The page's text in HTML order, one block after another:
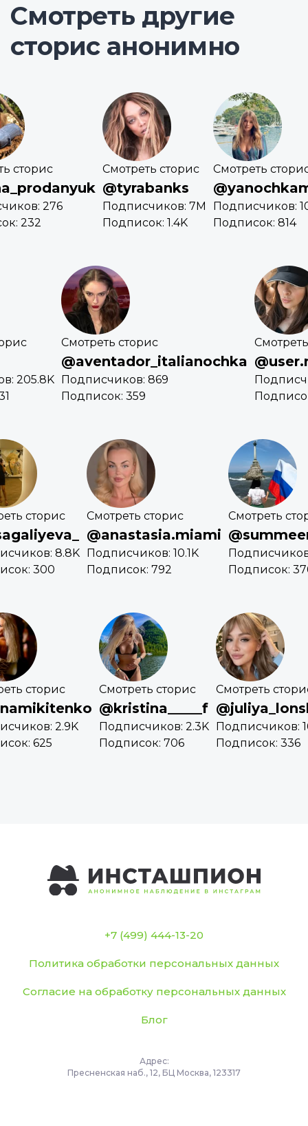
Смотреть другие
сторис анонимно
сторис
276
232
Смотреть сторис
@tyrabanks
Подписчиков: 7M
Подписок: 1.4K
Смотреть
Подписчиков:
Подписок: 814
205.8K
Смотреть сторис
@aventador_italianochka
Подписчиков: 869
Подписок: 359
сторис
8.8K
300
Смотреть сторис
@anastasia.miami
Подписчиков: 10.1K
Подписок: 792
Смотреть
Подписок:
сторис
2.9K
625
Смотреть сторис
@kristina_____f
Подписчиков: 2.3K
Подписок: 706
Смотреть
Подписчиков:
Подписок: 336
+7 (499) 444-13-20
Политика обработки персональных данных
Согласие на обработку персональных данных
Блог
Адрес:
Пресненская наб., 12, БЦ Москва, 123317